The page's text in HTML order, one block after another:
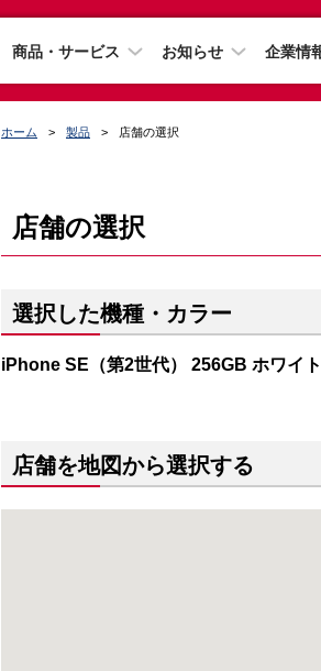
商品・サービス お知らせ 企業情
ホーム 製品 店舗の選択
店舗の選択
選択した機種・カラー
iPhone SE（第2世代） 256GB ホワイト
店舗を地図から選択する